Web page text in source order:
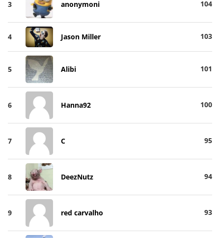
3 anonymoni 104
4 Jason Miller 103
5 Alibi 101
6 Hanna92 100
7 C 95
8 DeezNutz 94
9 red carvalho 93